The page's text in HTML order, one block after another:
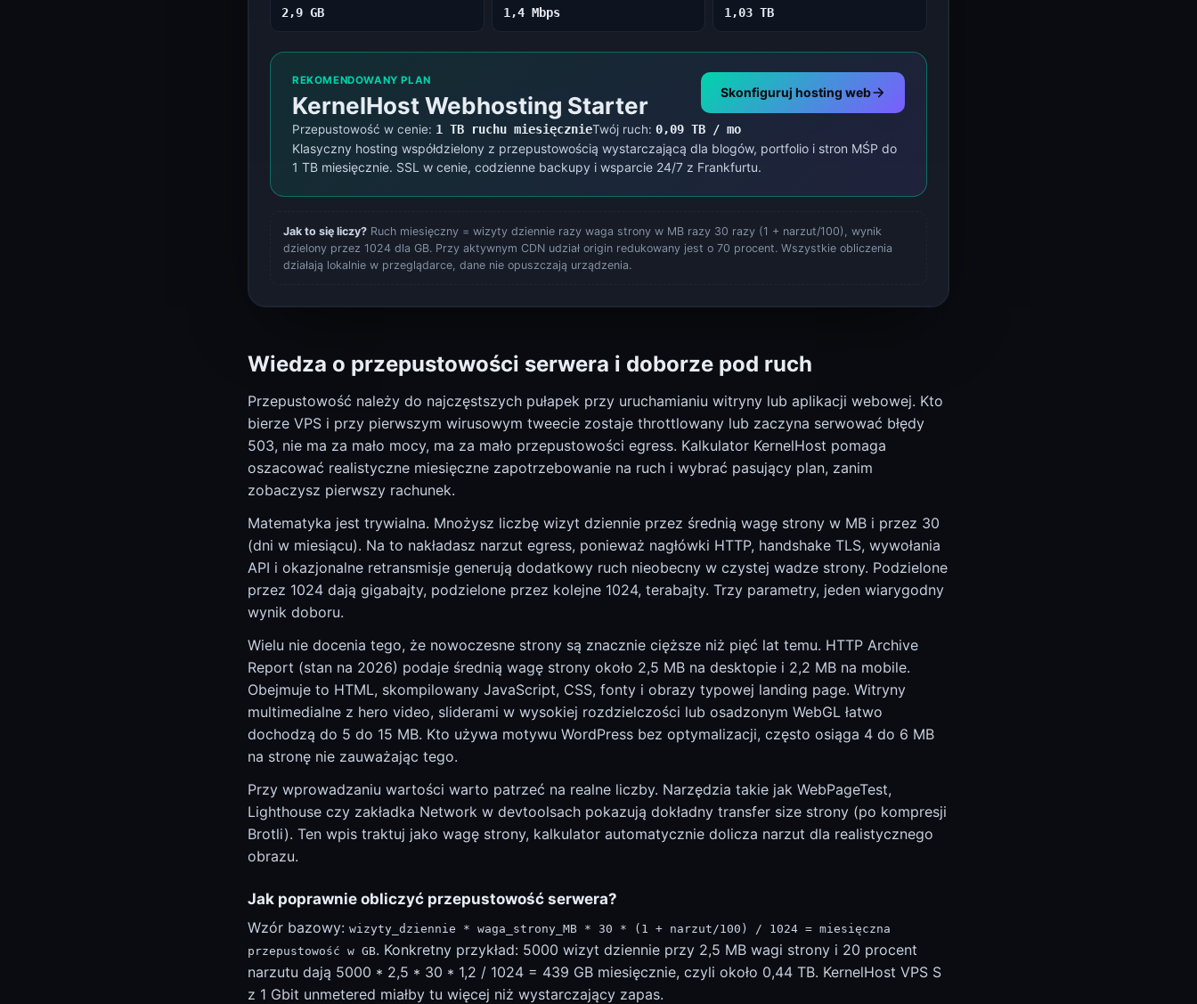
2,9 GB 1,4 Mbps 1,03 TB
REKOMENDOWANY PLAN
KernelHost Webhosting Starter Skonfiguruj hosting web
Przepustowość w cenie: 1 TB ruchu miesięcznieTwój ruch: 0,09 TB / mo
Klasyczny hosting współdzielony z przepustowością wystarczającą dla blogów, portfolio i stron MŚP do
1 TB miesięcznie. SSL w cenie, codzienne backupy i wsparcie 24/7 z Frankfurtu.
Jak to się liczy? Ruch miesięczny = wizyty dziennie razy waga strony w MB razy 30 razy (1 + narzut/100), wynik
dzielony przez 1024 dla GB. Przy aktywnym CDN udział origin redukowany jest o 70 procent. Wszystkie obliczenia
działają lokalnie w przeglądarce, dane nie opuszczają urządzenia.
Wiedza o przepustowości serwera i doborze pod ruch
Przepustowość należy do najczęstszych pułapek przy uruchamianiu witryny lub aplikacji webowej. Kto
bierze VPS i przy pierwszym wirusowym tweecie zostaje throttlowany lub zaczyna serwować błędy
503, nie ma za mało mocy, ma za mało przepustowości egress. Kalkulator KernelHost pomaga
oszacować realistyczne miesięczne zapotrzebowanie na ruch i wybrać pasujący plan, zanim
zobaczysz pierwszy rachunek.
Matematyka jest trywialna. Mnożysz liczbę wizyt dziennie przez średnią wagę strony w MB i przez 30
(dni w miesiącu). Na to nakładasz narzut egress, ponieważ nagłówki HTTP, handshake TLS, wywołania
API i okazjonalne retransmisje generują dodatkowy ruch nieobecny w czystej wadze strony. Podzielone
przez 1024 dają gigabajty, podzielone przez kolejne 1024, terabajty. Trzy parametry, jeden wiarygodny
wynik doboru.
Wielu nie docenia tego, że nowoczesne strony są znacznie cięższe niż pięć lat temu. HTTP Archive
Report (stan na 2026) podaje średnią wagę strony około 2,5 MB na desktopie i 2,2 MB na mobile.
Obejmuje to HTML, skompilowany JavaScript, CSS, fonty i obrazy typowej landing page. Witryny
multimedialne z hero video, sliderami w wysokiej rozdzielczości lub osadzonym WebGL łatwo
dochodzą do 5 do 15 MB. Kto używa motywu WordPress bez optymalizacji, często osiąga 4 do 6 MB
na stronę nie zauważając tego.
Przy wprowadzaniu wartości warto patrzeć na realne liczby. Narzędzia takie jak WebPageTest,
Lighthouse czy zakładka Network w devtoolsach pokazują dokładny transfer size strony (po kompresji
Brotli). Ten wpis traktuj jako wagę strony, kalkulator automatycznie dolicza narzut dla realistycznego
obrazu.
Jak poprawnie obliczyć przepustowość serwera?
Wzór bazowy: wizyty_dziennie * waga_strony_MB * 30 * (1 + narzut/100) / 1024 = miesięczna
przepustowość w GB. Konkretny przykład: 5000 wizyt dziennie przy 2,5 MB wagi strony i 20 procent
narzutu dają 5000 * 2,5 * 30 * 1,2 / 1024 = 439 GB miesięcznie, czyli około 0,44 TB. KernelHost VPS S
z 1 Gbit unmetered miałby tu więcej niż wystarczający zapas.